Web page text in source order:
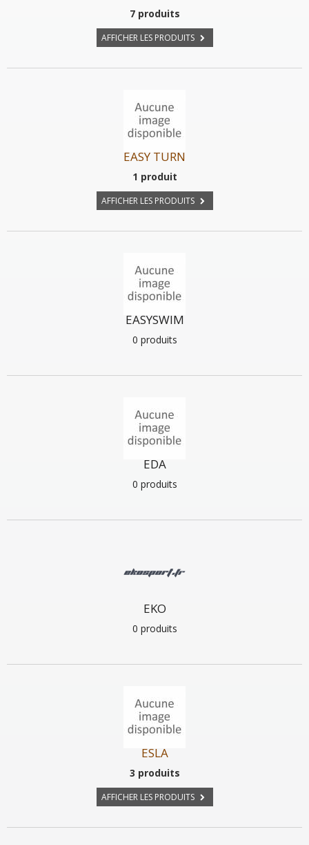
7 produits
AFFICHER LES PRODUITS
EASY TURN
1 produit
AFFICHER LES PRODUITS
EASYSWIM
0 produits
EDA
0 produits
EKO
0 produits
ESLA
3 produits
AFFICHER LES PRODUITS